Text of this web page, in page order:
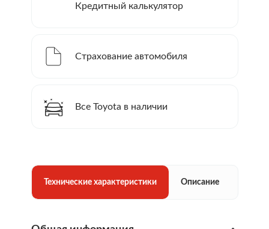
Кредитный калькулятор
Страхование автомобиля
Все Toyota в наличии
Технические характеристики Описание